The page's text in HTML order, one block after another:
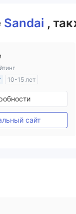
Sandai ,
10-15 лет
в Австралия
(MM)
стандарт MT4
сайт